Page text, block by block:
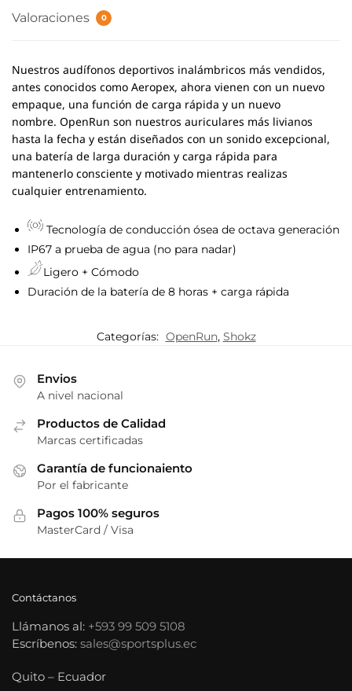
Valoraciones 0
Nuestros audífonos deportivos inalámbricos más vendidos,
antes conocidos como Aeropex, ahora vienen con un nuevo
empaque, una función de carga rápida y un nuevo
nombre. OpenRun son nuestros auriculares más livianos
hasta la fecha y están diseñados con un sonido excepcional,
una batería de larga duración y carga rápida para
mantenerlo consciente y motivado mientras realizas
cualquier entrenamiento.
Tecnología de conducción ósea de octava generación
IP67 a prueba de agua (no para nadar)
Ligero + Cómodo
Duración de la batería de 8 horas + carga rápida
Categorías: OpenRun, Shokz
Envios
A nivel nacional
Productos de Calidad
Marcas certificadas
Garantía de funcionaiento
Por el fabricante
Pagos 100% seguros
MasterCard / Visa
Contáctanos
Llámanos al: +593 99 509 5108
Escríbenos: sales@sportsplus.ec
Quito – Ecuador